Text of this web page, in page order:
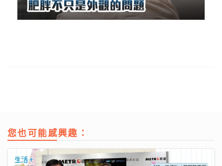
您也可能感興趣：